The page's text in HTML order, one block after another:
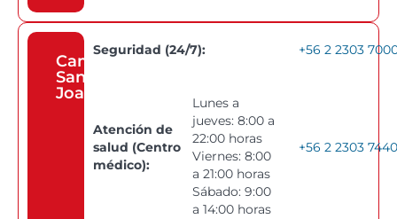
Campus
San
Joaquín
Seguridad (24/7): +56 2 2303
Atención de
salud (Centro
médico):
Lunes a
jueves: 8:00 a
22:00 horas
Viernes: 8:00
a 21:00 horas
Sábado: 9:00
a 14:00 horas
+56 2 2303 7440